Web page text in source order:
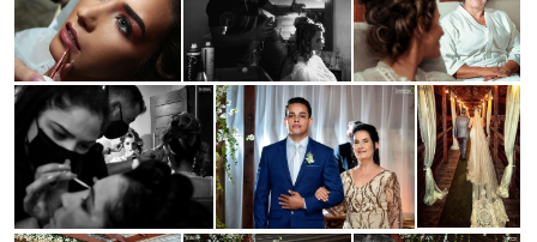
Guardar Guardar Guardar